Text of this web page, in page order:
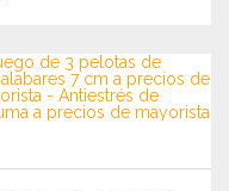
Solicitar un presupuesto